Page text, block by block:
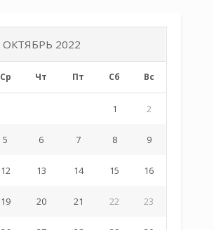
ОКТЯБРЬ 2022
Ср Чт Пт Сб Вс
1 2
5 6 7 8 9
12 13 14 15 16
19 20 21 22 23